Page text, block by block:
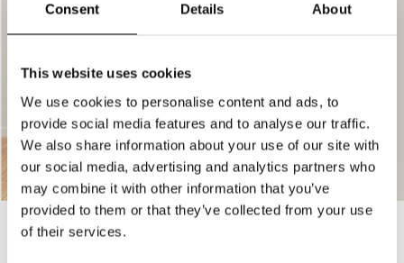
Consent Details About
This website uses cookies
We use cookies to personalise content and ads, to
provide social media features and to analyse our traffic.
We also share information about your use of our site with
our social media, advertising and analytics partners who
may combine it with other information that you’ve
provided to them or that they’ve collected from your use
of their services.